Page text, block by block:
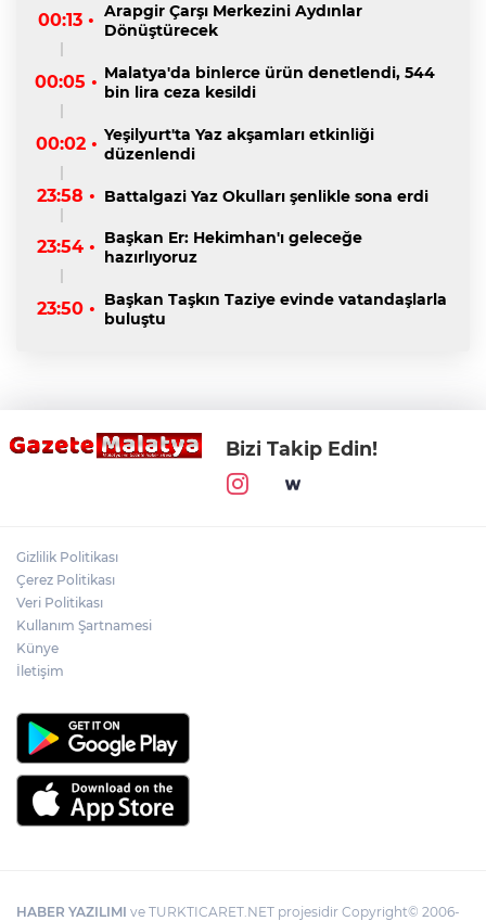
00:13 • Arapgir Çarşı Merkezini Aydınlar
Dönüştürecek
00:05 • Malatya'da binlerce ürün denetlendi, 544
bin lira ceza kesildi
00:02 • Yeşilyurt'ta Yaz akşamları etkinliği
düzenlendi
23:58 • Battalgazi Yaz Okulları şenlikle sona erdi
23:54 • Başkan Er: Hekimhan'ı geleceğe
hazırlıyoruz
23:50 • Başkan Taşkın Taziye evinde vatandaşlarla
buluştu
Bizi Takip Edin!
Gizlilik Politikası
Çerez Politikası
Veri Politikası
Kullanım Şartnamesi
Künye
İletişim
HABER YAZILIMI ve TURKTICARET.NET projesidir Copyright© 2006-